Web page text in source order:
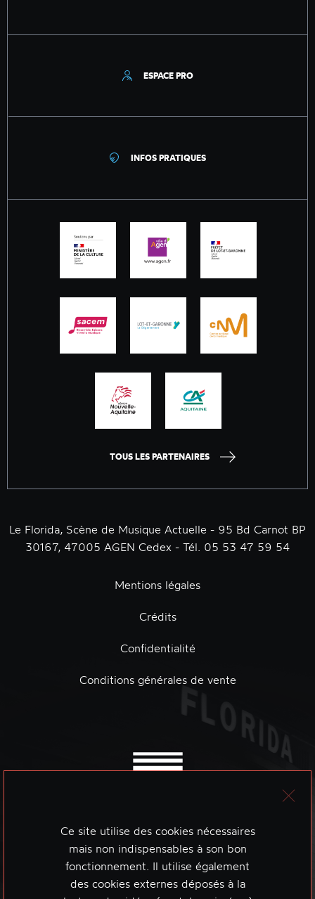
ESPACE PRO
INFOS PRATIQUES
TOUS LES PARTENAIRES
Le Florida, Scène de Musique Actuelle - 95 Bd Carnot BP
30167, 47005 AGEN Cedex - Tél. 05 53 47 59 54
Mentions légales
Crédits
Confidentialité
Conditions générales de vente
Ce site utilise des cookies nécessaires
mais non indispensables à son bon
fonctionnement. Il utilise également
des cookies externes déposés à la